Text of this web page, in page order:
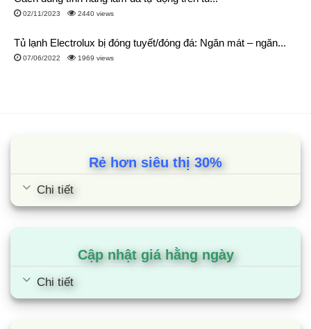
02/11/2023 2440 views
Tủ lạnh Electrolux bị đóng tuyết/đóng đá: Ngăn mát – ngăn...
07/06/2022 1969 views
Rẻ hơn siêu thị 30%
Chi tiết
Cập nhật giá hằng ngày
Chi tiết